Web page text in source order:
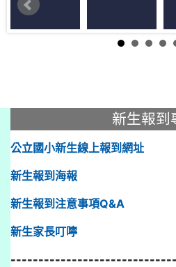
新生報到
公立國小新生線上報到網址
新生報到海報
新生報到注意事項Q&A
新生家長叮嚀